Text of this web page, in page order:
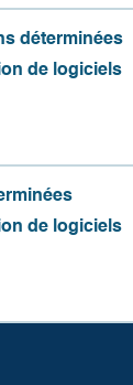
déterminées
de logiciels
de logiciels